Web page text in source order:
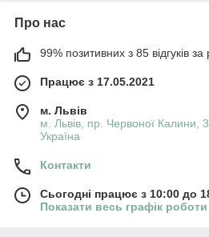
Про нас
99% позитивних з 85 відгуків за
Працює з 17.05.2021
м. Львів
м. Львів, пр. Червоної Калини,
Україна
Контакти
Сьогодні працює з 10:00 до
Показати весь графік роботи